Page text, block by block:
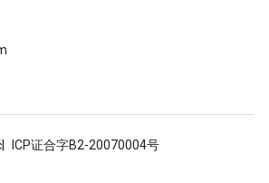
ICP证合字B2-20070004号